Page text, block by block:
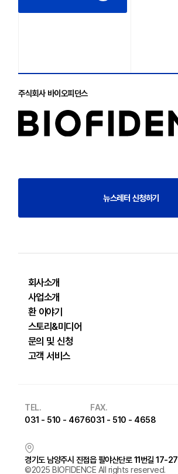
주식회사 바이오피던스
뉴스레터 신청하기
회사소개
사업소개
환 이야기
스토리&미디어
문의 및 신청
고객 서비스
TEL.
031 - 510 - 4676
FAX.
031 - 510 - 4658
경기도 남양주시 진접읍 팔야산단로 11번길 17-27
©2025 BIOFIDENCE All rights reserved.